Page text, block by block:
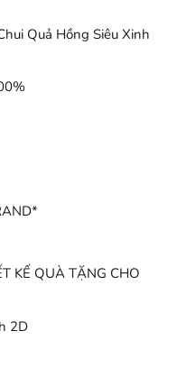
Quả Hồng Siêu Xinh
KẾ QUÀ TẶNG CHO
2D